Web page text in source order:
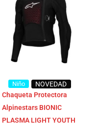
Niño
NOVEDAD
Chaqueta Protectora
Alpinestars BIONIC
PLASMA LIGHT YOUTH